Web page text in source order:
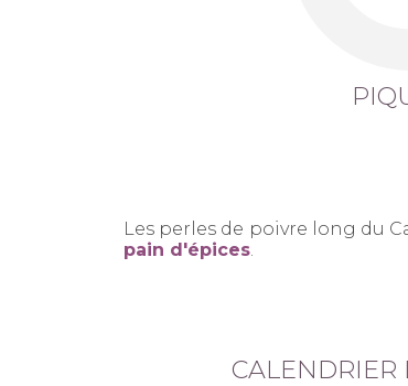
Les perles de poivre long du
pain d'épices.
CALENDRIER